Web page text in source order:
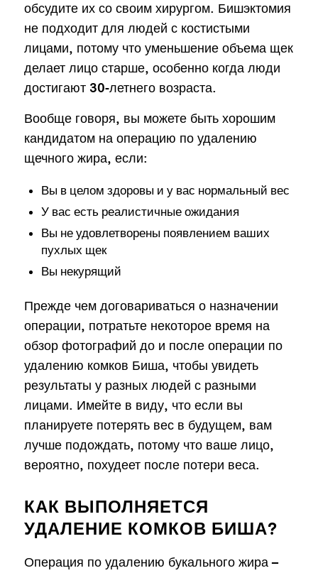
обсудите их со своим хирургом. Бишэктомия
не подходит для людей с костистыми
лицами, потому что уменьшение объема щек
делает лицо старше, особенно когда люди
достигают 30-летнего возраста.
Вообще говоря, вы можете быть хорошим
кандидатом на операцию по удалению
щечного жира, если:
Вы в целом здоровы и у вас нормальный вес
У вас есть реалистичные ожидания
Вы не удовлетворены появлением ваших
пухлых щек
Вы некурящий
Прежде чем договариваться о назначении
операции, потратьте некоторое время на
обзор фотографий до и после операции по
удалению комков Биша, чтобы увидеть
результаты у разных людей с разными
лицами. Имейте в виду, что если вы
планируете потерять вес в будущем, вам
лучше подождать, потому что ваше лицо,
вероятно, похудеет после потери веса.
КАК ВЫПОЛНЯЕТСЯ
УДАЛЕНИЕ КОМКОВ БИША?
Операция по удалению букального жира –